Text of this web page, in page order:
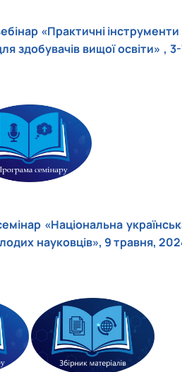
«Практичні інструменти
здобувачів вищої освіти» ,
«Національна
науковців», 9 травня,